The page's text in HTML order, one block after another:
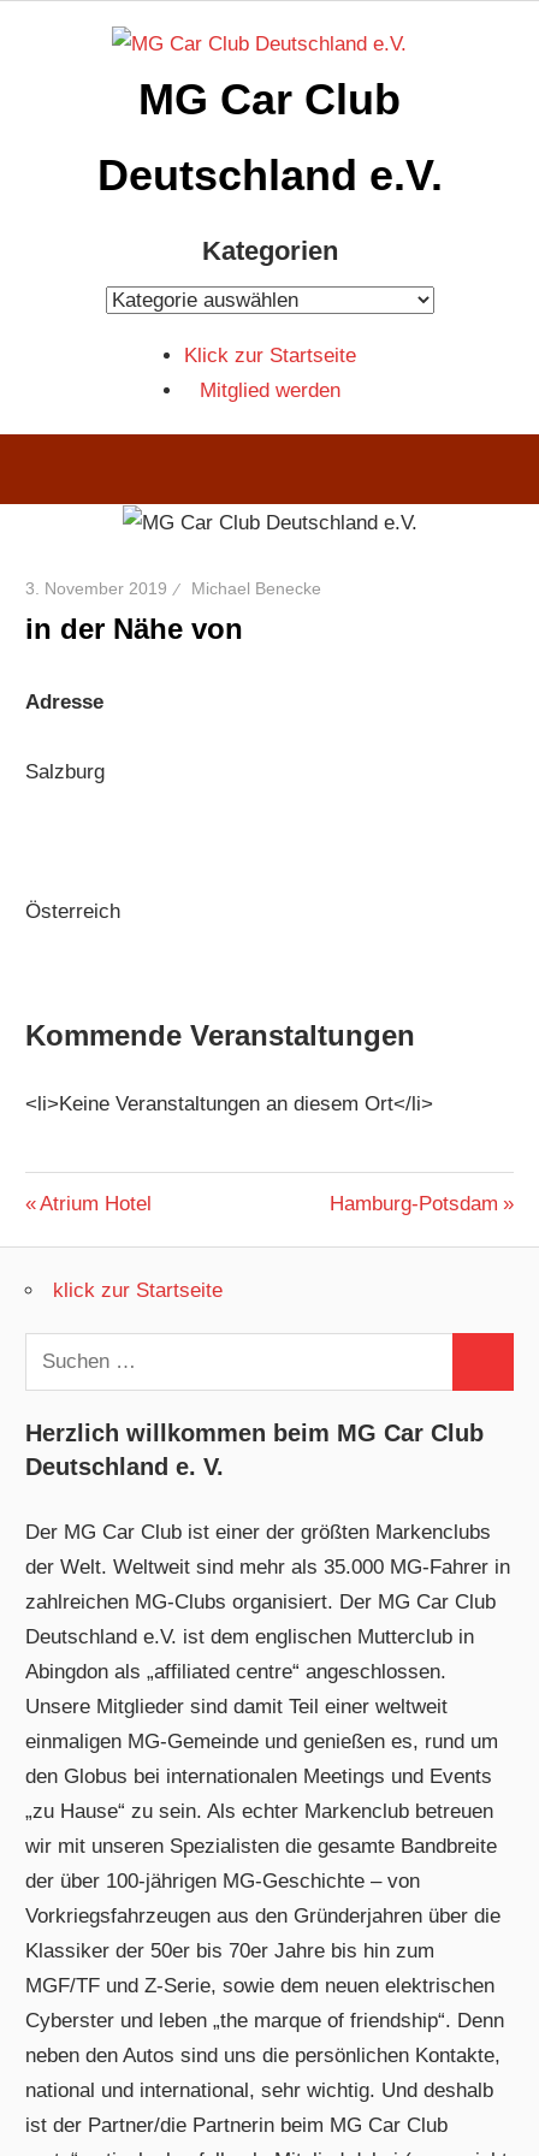
MG Car Club
Deutschland e.V.
Kategorien
Kategorien
Klick zur Startseite
Mitglied werden
3. November 2019 Michael Benecke
in der Nähe von
Adresse
Salzburg
Österreich
Kommende Veranstaltungen
<li>Keine Veranstaltungen an diesem Ort</li>
Beitragsnavigation
Vorheriger
Atrium Hotel
Nächster
Hamburg-Potsdam
klick zur Startseite
Suchen
nach:
Herzlich willkommen beim MG Car Club
Deutschland e. V.
Der MG Car Club ist einer der größten Markenclubs
der Welt. Weltweit sind mehr als 35.000 MG-Fahrer in
zahlreichen MG-Clubs organisiert. Der MG Car Club
Deutschland e.V. ist dem englischen Mutterclub in
Abingdon als „affiliated centre“ angeschlossen.
Unsere Mitglieder sind damit Teil einer weltweit
einmaligen MG-Gemeinde und genießen es, rund um
den Globus bei internationalen Meetings und Events
„zu Hause“ zu sein. Als echter Markenclub betreuen
wir mit unseren Spezialisten die gesamte Bandbreite
der über 100-jährigen MG-Geschichte – von
Vorkriegsfahrzeugen aus den Gründerjahren über die
Klassiker der 50er bis 70er Jahre bis hin zum
MGF/TF und Z-Serie, sowie dem neuen elektrischen
Cyberster und leben „the marque of friendship“. Denn
neben den Autos sind uns die persönlichen Kontakte,
national und international, sehr wichtig. Und deshalb
ist der Partner/die Partnerin beim MG Car Club